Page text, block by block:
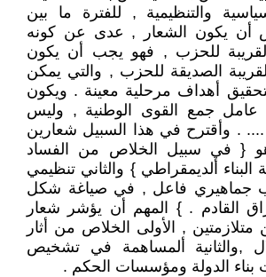
والتنظيمية , للفترة ما بين
أن يكون الشعار , عدى عن كونه
للحزب , فهو يجب أن يكون
الصديقة للحزب , والتي يمكن
أهداف مرحلية معينة . ويكون
عامل جمع القوى الوطنية , وليس
. وأقترح في هذا السبيل شعارين
{ في سبيل الخلاص من الفساد
ألديمقراطي } والثاني تنظيمي
فاعل , في صياغة شكل
القادم . } المهم أن يؤشر شعار
متلازمتين , الأولى الخلاص من أثار
,والثانية ألمساهمة في تشخيص
بناء الدولة ومؤسسات الحكم .